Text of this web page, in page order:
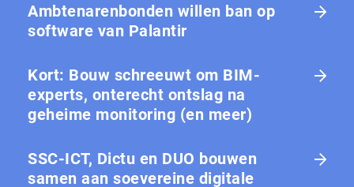
Ambtenarenbonden willen ban op
software van Palantir
Kort: Bouw schreeuwt om BIM-
experts, onterecht ontslag na
geheime monitoring (en meer)
SSC-ICT, Dictu en DUO bouwen
samen aan soevereine digitale